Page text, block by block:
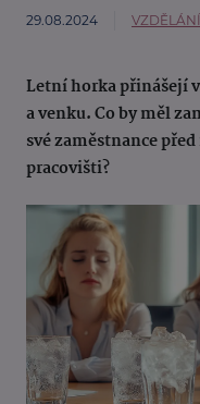
29.08.2024
Letní horka přinášejí
a venku. Co by měl
své zaměstnance
pracovišti?